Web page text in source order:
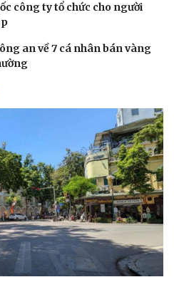
Podcast
Câu chuyện thời sự
Đọc truyện đêm khuya
Cửa sổ tình yêu
Kể chuyện cho bé
Hạt giống tâm hồn
công ty tổ chức cho người
an về 7 cá nhân bán vàng